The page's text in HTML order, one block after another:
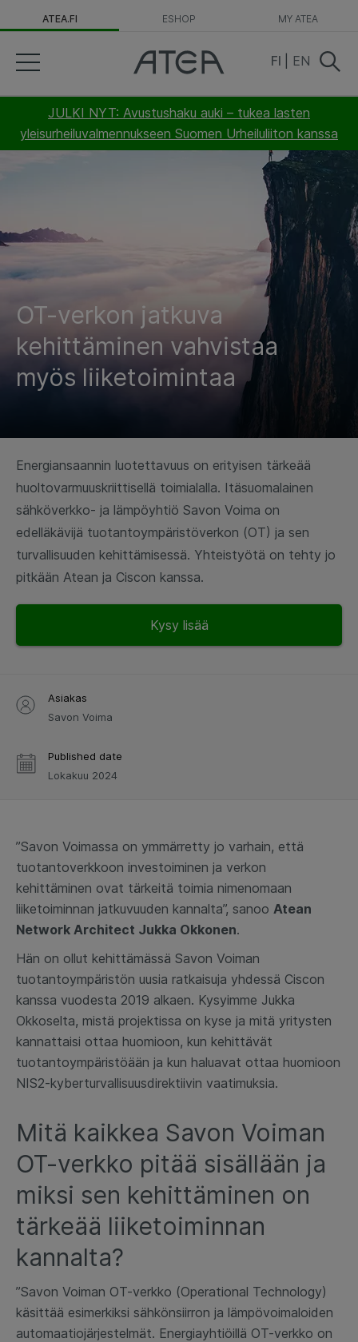
ATEA.FI ESHOP MY ATEA
JULKI NYT: Avustushaku auki – tukea lasten
yleisurheiluvalmennukseen Suomen Urheiluliiton kanssa
FI EN
OT-verkon jatkuva
kehittäminen vahvistaa
myös liiketoimintaa
Energiansaannin luotettavuus on erityisen tärkeää
huoltovarmuuskriittisellä toimialalla. Itäsuomalainen
sähköverkko- ja lämpöyhtiö Savon Voima on
edelläkävijä tuotantoympäristöverkon (OT) ja sen
turvallisuuden kehittämisessä. Yhteistyötä on tehty jo
pitkään Atean ja Ciscon kanssa.
Kysy lisää
Asiakas
Savon Voima
Published date
Lokakuu 2024
”Savon Voimassa on ymmärretty jo varhain, että
tuotantoverkkoon investoiminen ja verkon
kehittäminen ovat tärkeitä toimia nimenomaan
liiketoiminnan jatkuvuuden kannalta”, sanoo Atean
Network Architect Jukka Okkonen.
Hän on ollut kehittämässä Savon Voiman
tuotantoympäristön uusia ratkaisuja yhdessä Ciscon
kanssa vuodesta 2019 alkaen. Kysyimme Jukka
Okkoselta, mistä projektissa on kyse ja mitä yritysten
kannattaisi ottaa huomioon, kun kehittävät
tuotantoympäristöään ja kun haluavat ottaa huomioon
NIS2-kyberturvallisuusdirektiivin vaatimuksia.
Mitä kaikkea Savon Voiman
OT-verkko pitää sisällään ja
miksi sen kehittäminen on
tärkeää liiketoiminnan
kannalta?
”Savon Voiman OT-verkko (Operational Technology)
käsittää esimerkiksi sähkönsiirron ja lämpövoimaloiden
automaatiojärjestelmät. Energiayhtiöillä OT-verkko on